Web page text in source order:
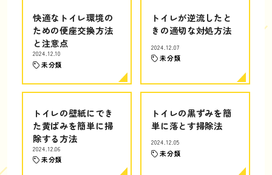
快適なトイレ環境の
ための便座交換方法
と注意点
2024.12.10
未分類
トイレが逆流したと
きの適切な対処方法
2024.12.07
未分類
トイレの壁紙にでき
た黄ばみを簡単に掃
除する方法
2024.12.06
未分類
トイレの黒ずみを簡
単に落とす掃除法
2024.12.05
未分類